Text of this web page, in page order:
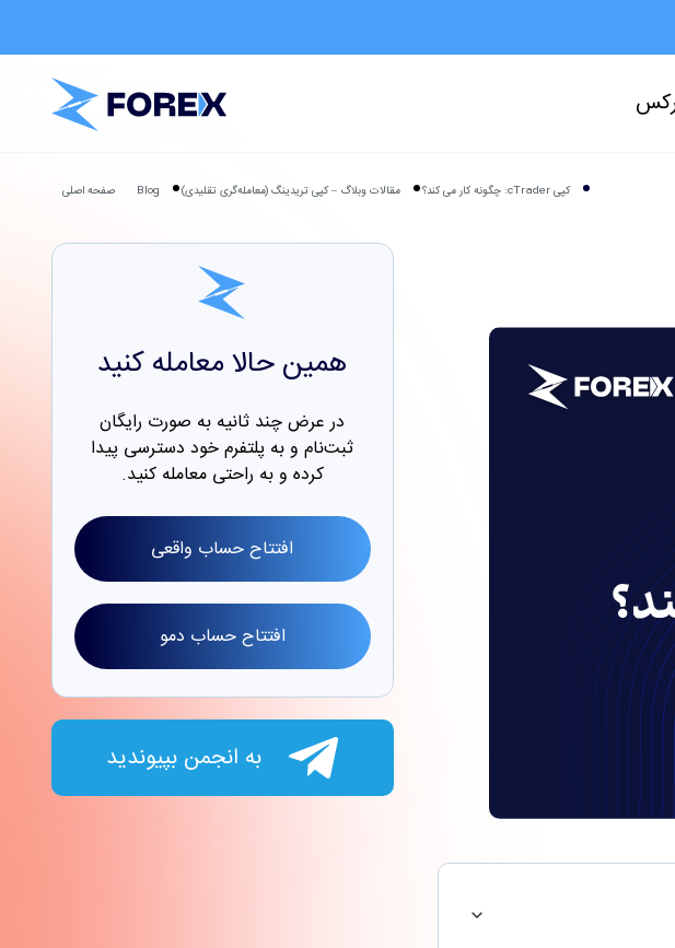
صفحه اصلی Blog مقالات وبلاگ – کپی تریدینگ (معامله‌گری تقلیدی) کپی cTrader: چگونه کار می کند؟
همین حالا معامله کنید
در عرض چند ثانیه به صورت رایگان
ثبت‌نام و به پلتفرم خود دسترسی پیدا
کرده و به راحتی معامله کنید.
افتتاح حساب واقعی
افتتاح حساب دمو
به انجمن بپیوندید